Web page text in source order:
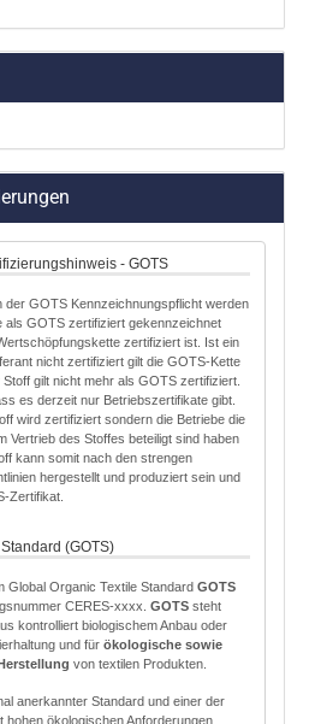
- GOTS
der GOTS Kennzeichnungspflicht werden
als GOTS zertifiziert gekennzeichnet
zertifiziert ist. Ist ein
nicht zertifiziert gilt die GOTS-Kette
gilt nicht mehr als GOTS zertifiziert.
es derzeit nur Betriebszertifikate gibt.
wird zertifiziert sondern die Betriebe die
Vertrieb des Stoffes beteiligt sind haben
kann somit nach den strengen
hergestellt und produziert sein und
Zertifikat.
(GOTS)
Global Organic Textile Standard GOTS
CERES-xxxx. GOTS steht
kontrolliert biologischem Anbau oder
und für ökologische sowie
von textilen Produkten.
anerkannter Standard und einer der
hohen ökologischen Anforderungen.